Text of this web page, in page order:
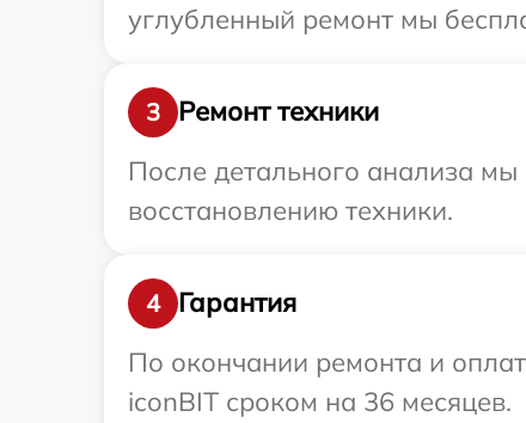
углубленный ремонт мы
3
Ремонт техники
После детального анализа
восстановлению техники.
4
Гарантия
По окончании ремонта и
iconBIT сроком на 36 месяцев.